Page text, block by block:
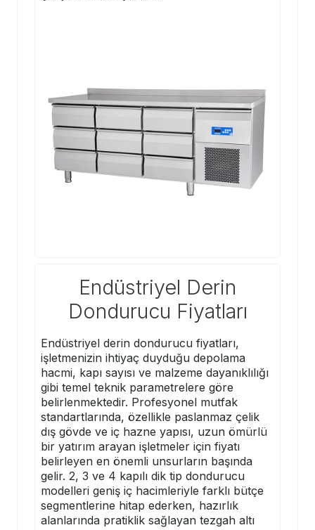
Endüstriyel Derin
Dondurucu Fiyatları
Endüstriyel derin dondurucu fiyatları,
işletmenizin ihtiyaç duyduğu depolama
hacmi, kapı sayısı ve malzeme dayanıklılığı
gibi temel teknik parametrelere göre
belirlenmektedir. Profesyonel mutfak
standartlarında, özellikle paslanmaz çelik
dış gövde ve iç hazne yapısı, uzun ömürlü
bir yatırım arayan işletmeler için fiyatı
belirleyen en önemli unsurların başında
gelir. 2, 3 ve 4 kapılı dik tip dondurucu
modelleri geniş iç hacimleriyle farklı bütçe
segmentlerine hitap ederken, hazırlık
alanlarında pratiklik sağlayan tezgah altı